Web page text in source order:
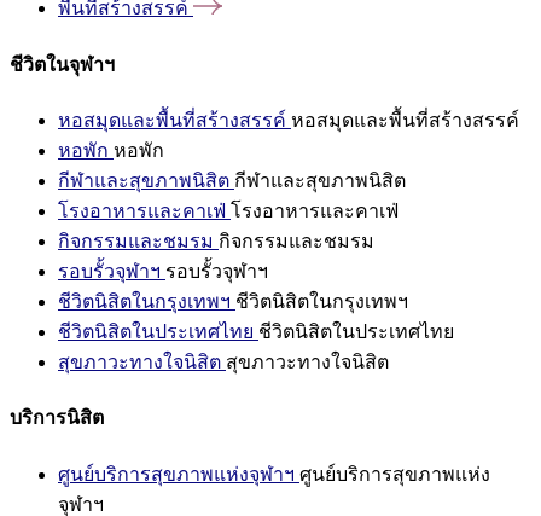
พื้นที่สร้างสรรค์
ชีวิตในจุฬาฯ
หอสมุดและพื้นที่สร้างสรรค์ หอสมุดและพื้นที่สร้างสรรค์
หอพัก หอพัก
กีฬาและสุขภาพนิสิต กีฬาและสุขภาพนิสิต
โรงอาหารและคาเฟ่ โรงอาหารและคาเฟ่
กิจกรรมและชมรม กิจกรรมและชมรม
รอบรั้วจุฬาฯ รอบรั้วจุฬาฯ
ชีวิตนิสิตในกรุงเทพฯ ชีวิตนิสิตในกรุงเทพฯ
ชีวิตนิสิตในประเทศไทย ชีวิตนิสิตในประเทศไทย
สุขภาวะทางใจนิสิต สุขภาวะทางใจนิสิต
บริการนิสิต
ศูนย์บริการสุขภาพแห่งจุฬาฯ ศูนย์บริการสุขภาพแห่ง
จุฬาฯ